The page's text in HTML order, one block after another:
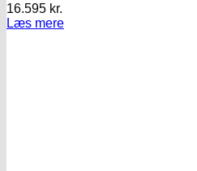
16.595 kr.
Læs mere